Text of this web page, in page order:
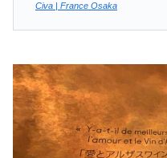
Civa | France Osaka